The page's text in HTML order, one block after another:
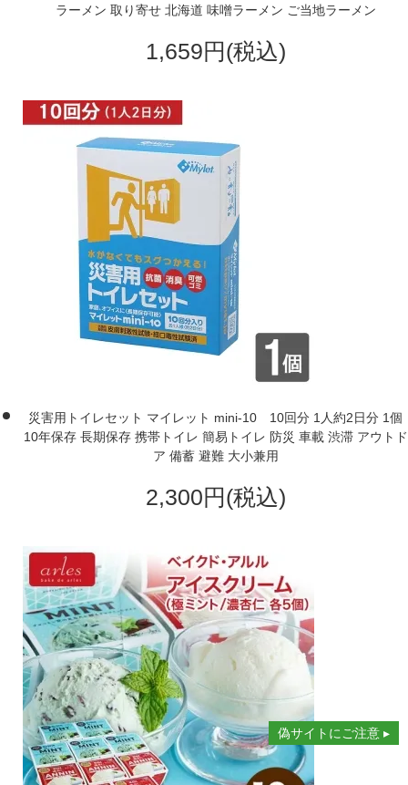
偽サイトにご注意 ▸
ラーメン 取り寄せ 北海道 味噌ラーメン ご当地ラーメン
1,659円(税込)
災害用トイレセット マイレット mini-10 10回分 1人約2日分 1個
10年保存 長期保存 携帯トイレ 簡易トイレ 防災 車載 渋滞 アウトド
ア 備蓄 避難 大小兼用
2,300円(税込)